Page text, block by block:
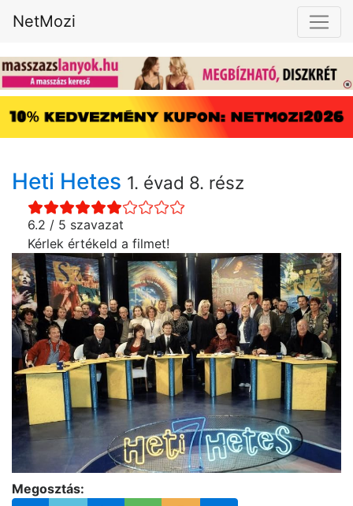
NetMozi
Heti Hetes 1. évad 8. rész
6.2 / 5 szavazat
Kérlek értékeld a filmet!
Megosztás: